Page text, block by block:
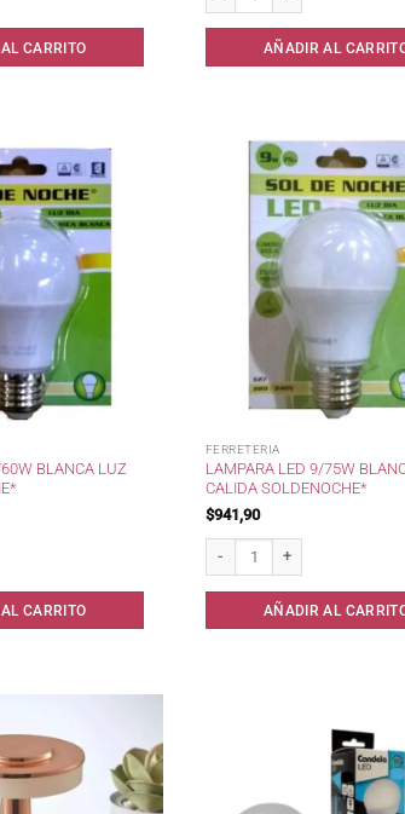
CARRITO AÑADIR AL
BLANCA LUZ
CARRITO
FERRETERIA
LAMPARA LED 9/75W
CALIDA SOLDENOCHE*
$941,90
AÑADIR AL